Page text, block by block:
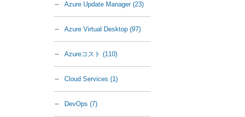
Azure Update Manager (23)
Azure Virtual Desktop (97)
Azureコスト (110)
Cloud Services (1)
DevOps (7)